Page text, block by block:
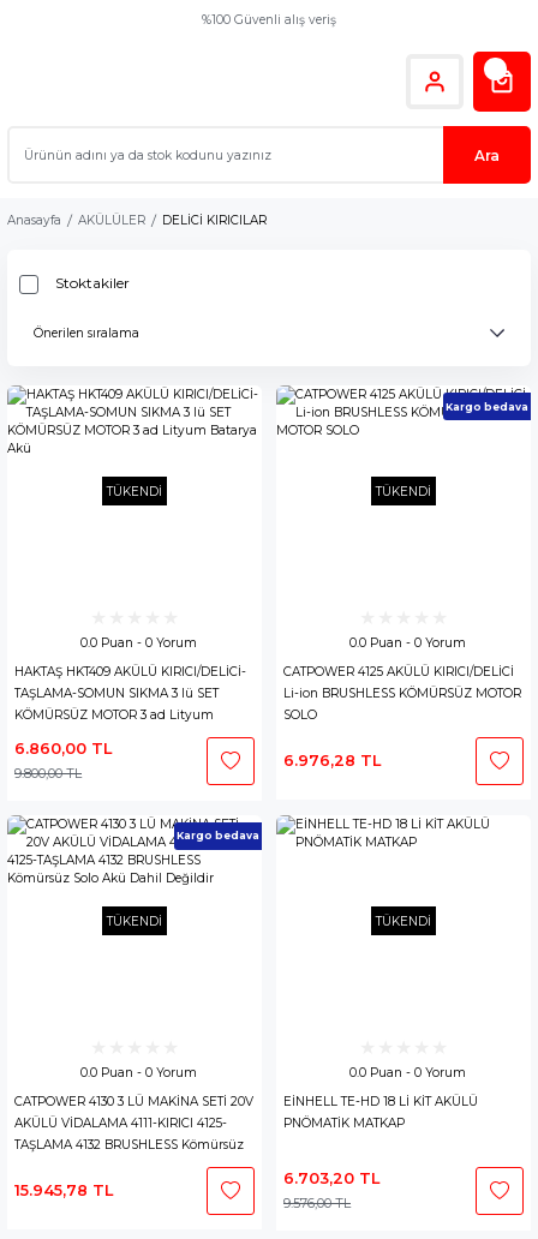
%100 Güvenli alış veriş
Ara
Anasayfa AKÜLÜLER DELİCİ KIRICILAR
Stoktakiler
TÜKENDİ
0.0 Puan - 0 Yorum
HAKTAŞ HKT409 AKÜLÜ KIRICI/DELİCİ-
TAŞLAMA-SOMUN SIKMA 3 lü SET
KÖMÜRSÜZ MOTOR 3 ad Lityum
6.860,00 TL
9.800,00 TL
TÜKENDİ
Kargo bedava
0.0 Puan - 0 Yorum
CATPOWER 4125 AKÜLÜ KIRICI/DELİCİ
Li-ion BRUSHLESS KÖMÜRSÜZ MOTOR
SOLO
6.976,28 TL
TÜKENDİ
Kargo bedava
0.0 Puan - 0 Yorum
CATPOWER 4130 3 LÜ MAKİNA SETİ 20V
AKÜLÜ VİDALAMA 4111-KIRICI 4125-
TAŞLAMA 4132 BRUSHLESS Kömürsüz
15.945,78 TL
TÜKENDİ
0.0 Puan - 0 Yorum
EİNHELL TE-HD 18 Lİ KİT AKÜLÜ
PNÖMATİK MATKAP
6.703,20 TL
9.576,00 TL